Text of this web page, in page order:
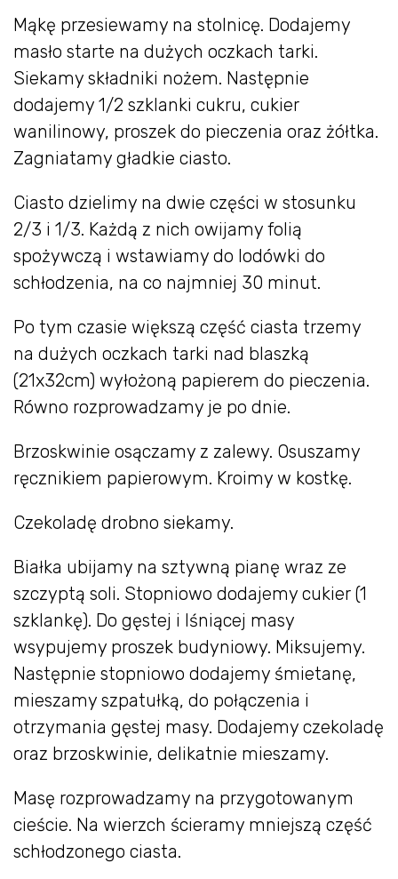
Mąkę przesiewamy na stolnicę. Dodajemy
masło starte na dużych oczkach tarki.
Siekamy składniki nożem. Następnie
dodajemy 1/2 szklanki cukru, cukier
wanilinowy, proszek do pieczenia oraz żółtka.
Zagniatamy gładkie ciasto.
Ciasto dzielimy na dwie części w stosunku
2/3 i 1/3. Każdą z nich owijamy folią
spożywczą i wstawiamy do lodówki do
schłodzenia, na co najmniej 30 minut.
Po tym czasie większą część ciasta trzemy
na dużych oczkach tarki nad blaszką
(21x32cm) wyłożoną papierem do pieczenia.
Równo rozprowadzamy je po dnie.
Brzoskwinie osączamy z zalewy. Osuszamy
ręcznikiem papierowym. Kroimy w kostkę.
Czekoladę drobno siekamy.
Białka ubijamy na sztywną pianę wraz ze
szczyptą soli. Stopniowo dodajemy cukier (1
szklankę). Do gęstej i lśniącej masy
wsypujemy proszek budyniowy. Miksujemy.
Następnie stopniowo dodajemy śmietanę,
mieszamy szpatułką, do połączenia i
otrzymania gęstej masy. Dodajemy czekoladę
oraz brzoskwinie, delikatnie mieszamy.
Masę rozprowadzamy na przygotowanym
cieście. Na wierzch ścieramy mniejszą część
schłodzonego ciasta.